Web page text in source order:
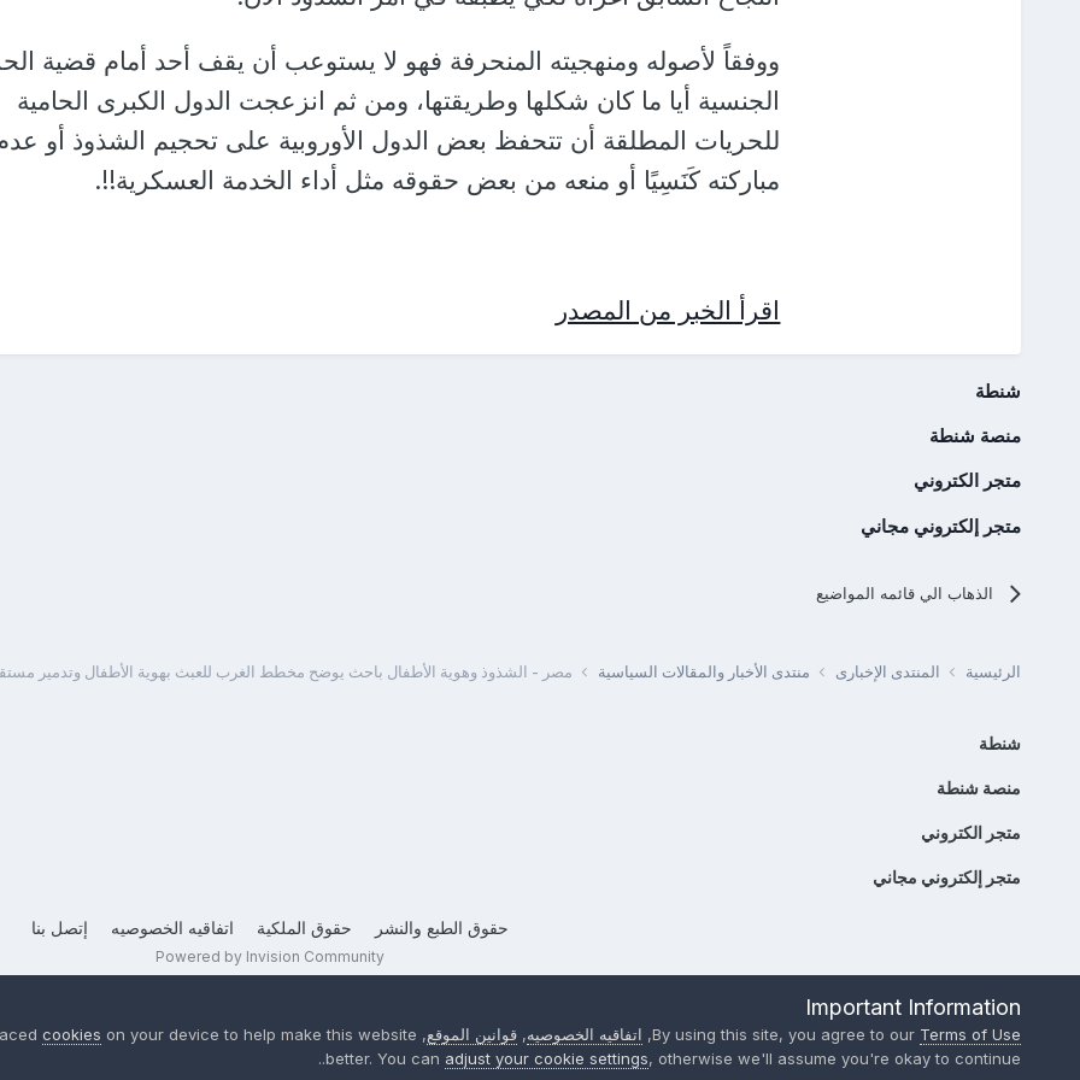
ووفقاً لأصوله ومنهجيته المنحرفة فهو لا يستوعب أن يقف أحد أمام قضية
الجنسية أيا ما كان شكلها وطريقتها، ومن ثم انزعجت الدول الكبرى الحامية
للحريات المطلقة أن تتحفظ بعض الدول الأوروبية على تحجيم الشذوذ أو
مباركته كَنَسِيًا أو منعه من بعض حقوقه مثل أداء الخدمة العسكرية!!.
اقرأ الخبر من المصدر
شنطة
منصة شنطة
متجر الكتروني
متجر إلكتروني مجاني
الذهاب الي قائمه المواضيع
الرئيسية المنتدى الإخبارى منتدى الأخبار والمقالات السياسية مصر - الشذوذ وهوية الأطفال باحث يوضح مخطط الغرب للعبث بهوية الأطفال وتدمير
شنطة
منصة شنطة
متجر الكتروني
متجر إلكتروني مجاني
حقوق الطبع والنشر حقوق الملكية اتفاقيه الخصوصيه إتصل بنا
Powered by Invision Community
Important Information
By using this site, you agree to our Terms of Use
, اتفاقيه الخصوصيه, قوانين الموقع, We have placed
cookies on your device to help make this website
better. You can adjust your cookie settings, otherwise we'll assume you're okay to continue..